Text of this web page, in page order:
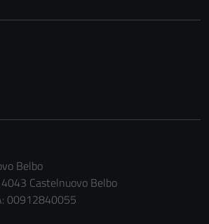
Belbo
Castelnuovo Belbo
00912840055
per il
Questi cookie
personali.